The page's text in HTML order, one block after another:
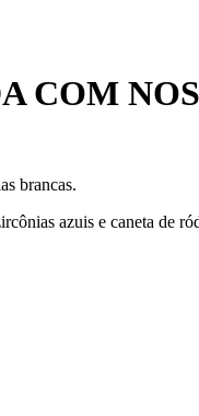
COM
brancas.
azuis e caneta de